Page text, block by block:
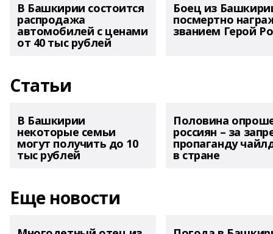
В Башкирии состоится
распродажа
автомобилей с ценами
от 40 тыс рублей
Боец из
посмертно
званием Герой
Статьи
В Башкирии
некоторые семьи
могут получить до 10
тыс рублей
Половина
россиян – за
пропаганду
в стране
Еще новости